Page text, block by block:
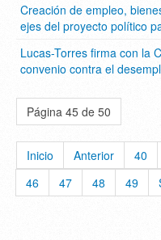
Creación de empleo,
ejes del proyecto político
Lucas-Torres firma con la
convenio contra el
Página 45 de 50
Inicio Anterior 40
46
47 48 49